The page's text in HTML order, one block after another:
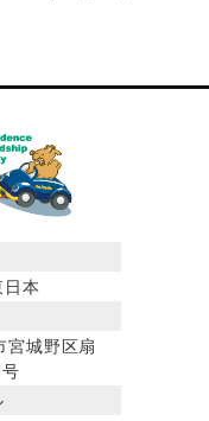
本
城野区扇